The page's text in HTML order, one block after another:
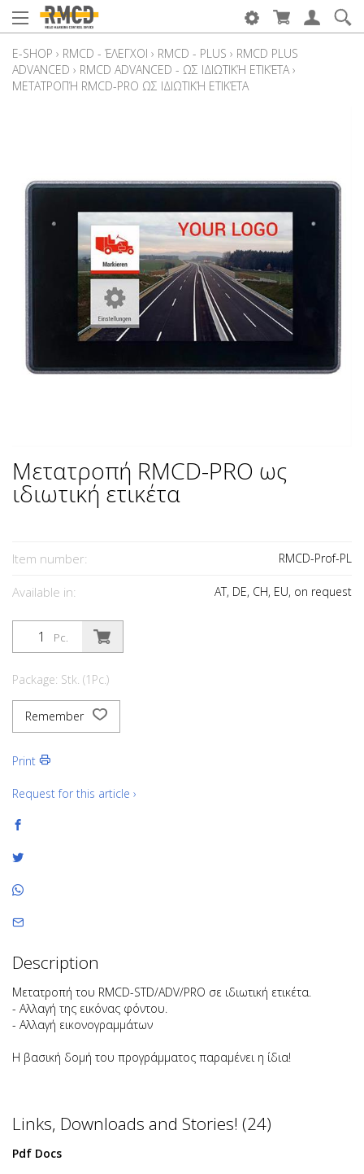
E-SHOP › RMCD - ΈΛΕΓΧΟΙ › RMCD - PLUS › RMCD PLUS
ADVANCED › RMCD ADVANCED - ΩΣ ΙΔΙΩΤΙΚΉ ΕΤΙΚΈΤΑ ›
ΜΕΤΑΤΡΟΠΉ RMCD-PRO ΩΣ ΙΔΙΩΤΙΚΉ ΕΤΙΚΈΤΑ
Μετατροπή RMCD-PRO ως
ιδιωτική ετικέτα
Item number: RMCD-Prof-PL
Available in: AT, DE, CH, EU, on request
Pc.
Package: Stk. (1Pc.)
Remember
Print
Request for this article ›
Description
Μετατροπή του RMCD-STD/ADV/PRO σε ιδιωτική ετικέτα.
- Αλλαγή της εικόνας φόντου.
- Αλλαγή εικονογραμμάτων
Η βασική δομή του προγράμματος παραμένει η ίδια!
Links, Downloads and Stories! (24)
Pdf Docs